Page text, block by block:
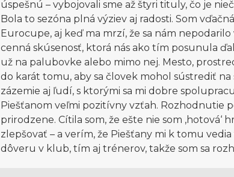
úspešnú – vybojovali sme až štyri tituly, čo je
Bola to sezóna plná výziev aj radosti. Som
Eurocupe, aj keď ma mrzí, že sa nám
cenná skúsenosť, ktorá nás ako tím posunula
už na palubovke alebo mimo nej. Mesto,
do karát tomu, aby sa človek mohol sústrediť na
zázemie aj ľudí, s ktorými sa mi dobre
Piešťanom veľmi pozitívny vzťah. Rozhodnutie
prirodzene. Cítila som, že ešte nie som ‚hotová‘
zlepšovať – a verím, že Piešťany mi k tomu
dôveru v klub, tím aj trénerov, takže som sa